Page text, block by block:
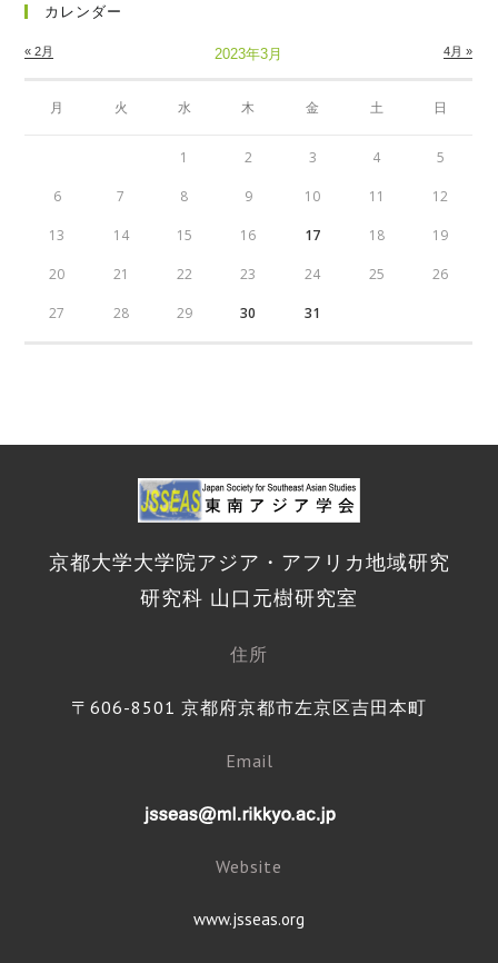
カレンダー
2023年3月
月 火 水 木 金 土 日
« 2月 4月 »
1 2 3 4 5
6 7 8 9 10 11 12
13 14 15 16 17 18 19
20 21 22 23 24 25 26
27 28 29 30 31
京都大学大学院アジア・アフリカ地域研究
研究科 山口元樹研究室
住所
〒606-8501 京都府京都市左京区吉田本町
Email
Website
www.jsseas.org